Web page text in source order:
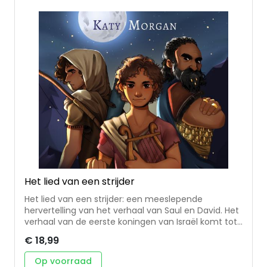
uitgeverij) en werkte ze als Adviseur Biodiversiteit
voor Stichting Steenbreek.
Het lied van een strijder
Het lied van een strijder: een meeslepende
hervertelling van het verhaal van Saul en David. Het
verhaal van de eerste koningen van Israël komt tot
vriendschap en geloof. • krachtige hervertelling van
het bijbelse verhaal van Saul en David • met
€ 18,99
Op voorraad